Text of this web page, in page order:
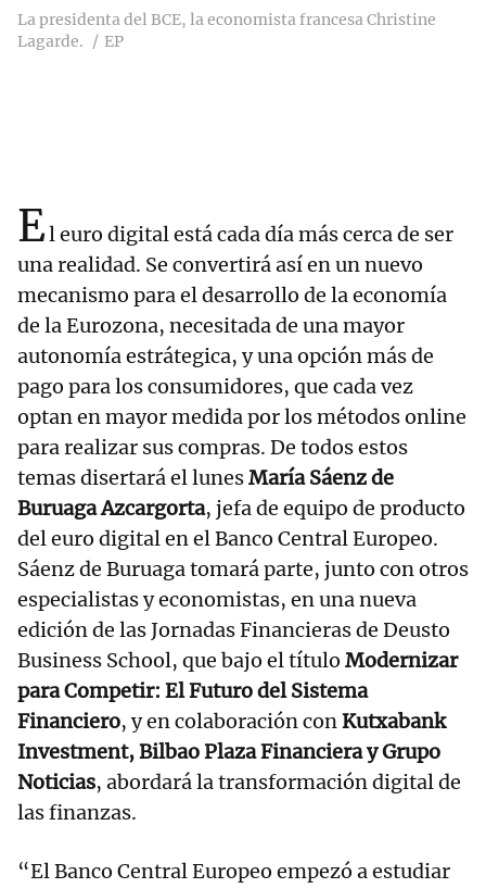
La presidenta del BCE, la economista francesa Christine
Lagarde.
EP
El euro digital está cada día más cerca de ser
una realidad. Se convertirá así en un nuevo
mecanismo para el desarrollo de la economía
de la Eurozona, necesitada de una mayor
autonomía estrátegica, y una opción más de
pago para los consumidores, que cada vez
optan en mayor medida por los métodos online
para realizar sus compras. De todos estos
temas disertará el lunesMaría Sáenz de
Buruaga Azcargorta, jefa de equipo de producto
del euro digital en el Banco Central Europeo.
Sáenz de Buruaga tomará parte, junto con otros
especialistas y economistas, en una nueva
edición de las Jornadas Financieras de Deusto
Business School, que bajo el título Modernizar
para Competir: El Futuro del Sistema
Financiero, y en colaboración conKutxabank
Investment, Bilbao Plaza Financiera y Grupo
Noticias, abordará la transformación digital de
las finanzas.
“El Banco Central Europeo empezó a estudiar